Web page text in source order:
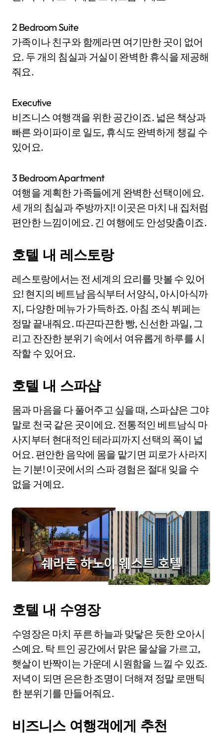
2 Bedroom Suite
가족이나 친구와 함께라면 여기만한 곳이 없어
요. 두 개의 침실과 거실이 완벽한 휴식을 제공해
줘요.
Executive
비즈니스 여행객을 위한 공간이죠. 넓은 책상과
빠른 와이파이로 일도, 휴식도 완벽하게 챙길 수
있어요.
3 Bedroom Apartment
여행을 계획한 가족들에게 완벽한 선택이에요.
세 개의 침실과 주방까지! 이곳은 마치 내 집처럼
편안한 느낌이에요. 긴 여행에도 안성맞춤이죠.
호텔 내 레스토랑
레스토랑에서는 전 세계의 요리를 맛볼 수 있어
요! 현지의 베트남 음식부터 서양식, 아시아식까
지, 다양한 메뉴가 가득하죠. 아침 조식 뷔페는
정말 끝내줘요. 따끈따끈한 빵, 신선한 과일, 그
리고 잔잔한 분위기 속에서 여유롭게 하루를 시
작할 수 있어요.
호텔 내 스파샵
몸과 마음을 다 풀어주고 싶을 때, 스파샵은 그야
말로 천국 같은 곳이에요. 전통적인 베트남식 마
사지부터 현대적인 테라피까지 선택의 폭이 넓
어요. 편안한 음악에 몸을 맡기면 피로가 사라지
는 기분! 이곳에서의 스파 경험은 절대 잊을 수
없을 거예요.
호텔 내 수영장
수영장은 마치 푸른 하늘과 맞닿은 듯한 오아시
스예요. 탁 트인 공간에서 맑은 물살을 가르고,
햇살이 반짝이는 가운데 시원함을 느낄 수 있죠.
저녁이 되면 은은한 조명이 더해져 정말 로맨틱
한 분위기를 만들어줘요.
비즈니스 여행객에게 추천